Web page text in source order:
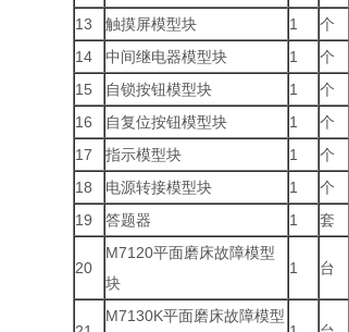
13
触摸屏模型块 1 个
14
中间继电器模型块 1 个
15
自锁按钮模型块 1 个
16
自复位按钮模型块 1 个
17
指示模型块 1 个
18
电源转接模型块 1 个
19
答题器 1 套
20
M7120平面磨床故障模型
块
1 台
M7130K平面磨床故障模型